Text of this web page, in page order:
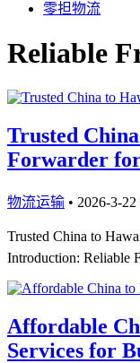
零担物流
Reliable
Trusted
Forwarder
物流运输 • 2026-3-
Trusted China to
Introduction: Reliable
Affordable
Services for